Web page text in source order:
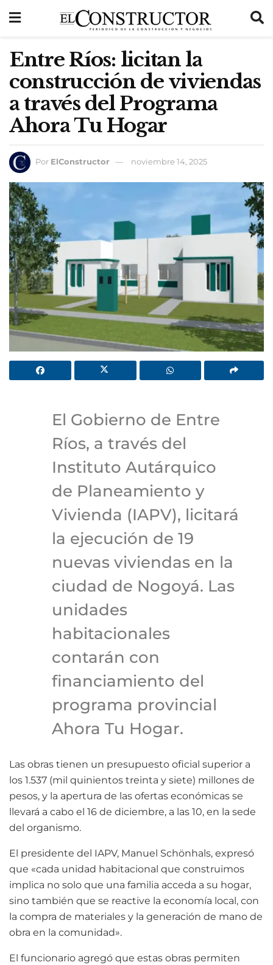
Entre Ríos: licitan la
construcción de viviendas
a través del Programa
Ahora Tu Hogar
Por ElConstructor noviembre 14, 2025
El Gobierno de Entre
Ríos, a través del
Instituto Autárquico
de Planeamiento y
Vivienda (IAPV), licitará
la ejecución de 19
nuevas viviendas en la
ciudad de Nogoyá. Las
unidades
habitacionales
contarán con
financiamiento del
programa provincial
Ahora Tu Hogar.
Las obras tienen un presupuesto oficial superior a
los 1.537 (mil quinientos treinta y siete) millones de
pesos, y la apertura de las ofertas económicas se
llevará a cabo el 16 de diciembre, a las 10, en la sede
del organismo.
El presidente del IAPV, Manuel Schönhals, expresó
que «cada unidad habitacional que construimos
implica no solo que una familia acceda a su hogar,
sino también que se reactive la economía local, con
la compra de materiales y la generación de mano de
obra en la comunidad».
El funcionario agregó que estas obras permiten